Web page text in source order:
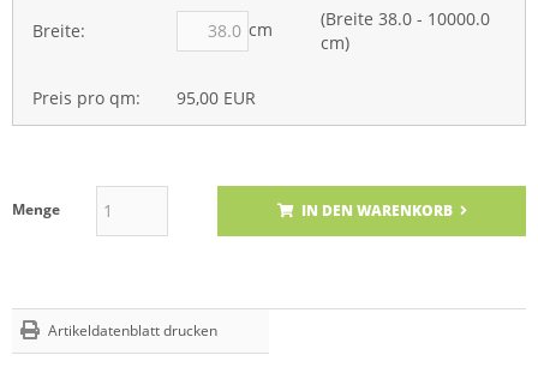
Breite: cm
(Breite 38.0 - 10000.0
cm)
Preis pro qm: 95,00 EUR
Menge IN DEN WARENKORB
Artikeldatenblatt drucken